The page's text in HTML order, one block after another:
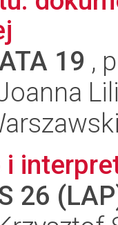
19 ,
26